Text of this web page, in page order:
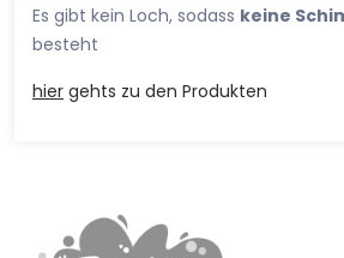
Es gibt kein Loch, sodass keine
besteht
hier gehts zu den Produkten